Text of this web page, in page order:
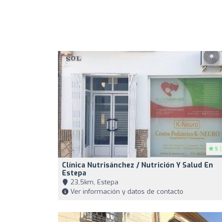
5
Clínica Nutrisánchez / Nutrición Y Salud En
Estepa
23,5km, Estepa
Ver información y datos de contacto